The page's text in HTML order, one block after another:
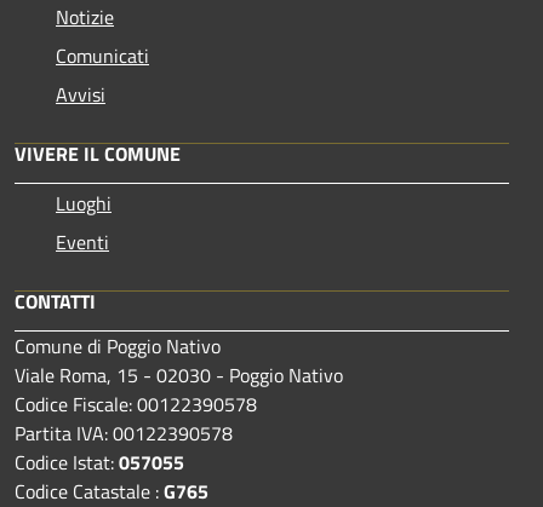
Notizie
Comunicati
Avvisi
VIVERE IL COMUNE
Luoghi
Eventi
CONTATTI
Comune di Poggio Nativo
Viale Roma, 15 - 02030 - Poggio Nativo
Codice Fiscale: 00122390578
Partita IVA: 00122390578
Codice Istat:057055
Codice Catastale :G765